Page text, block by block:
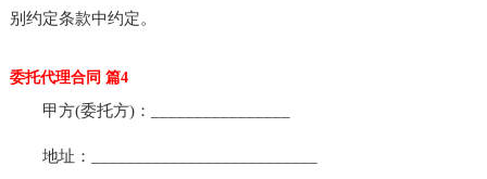
别约定条款中约定。
委托代理合同 篇4
甲方(委托方)：________________
地址：__________________________